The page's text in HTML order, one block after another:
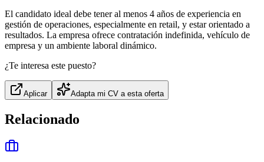
El candidato ideal debe tener al menos 4 años de experiencia en
gestión de operaciones, especialmente en retail, y estar orientado a
resultados. La empresa ofrece contratación indefinida, vehículo de
empresa y un ambiente laboral dinámico.
¿Te interesa este puesto?
Aplicar Adapta mi CV a esta oferta
Relacionado